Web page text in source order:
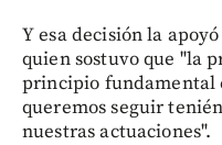
Y esa decisión la
quien sostuvo que "la
principio fundamental
queremos seguir
nuestras actuaciones".